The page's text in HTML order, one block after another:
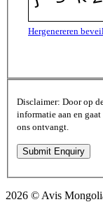
Hergenereren
Disclaimer: Door op
informatie aan en
ons ontvangt.
2026 © Avis